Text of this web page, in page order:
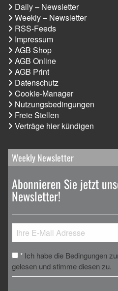
Daily – Newsletter
Weekly – Newsletter
RSS-Feeds
Impressum
AGB Shop
AGB Online
AGB Print
Datenschutz
Cookie-Manager
Nutzungsbedingungen
Freie Stellen
Verträge hier kündigen
Weekly Newsletter
Abonnieren Sie jetzt
Newsletter!
* Ich habe die Bedingungen
gelesen und stimme diesen zu.